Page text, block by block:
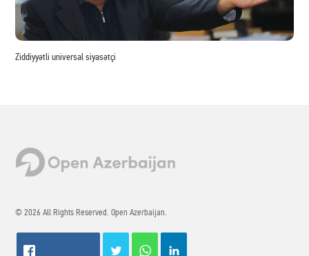
Ziddiyyətli universal siyasətçi
© 2026 All Rights Reserved. Open Azerbaijan.